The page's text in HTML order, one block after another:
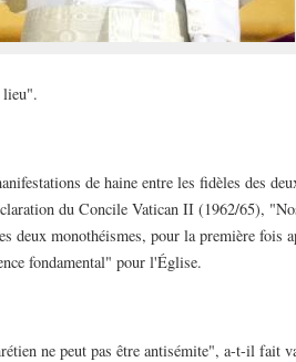
lieu".
de haine entre les fidèles des
du Concile Vatican II (1962/65),
deux monothéismes, pour la première fois
fondamental" pour l'Église.
ne peut pas être antisémite", a-t-il fait